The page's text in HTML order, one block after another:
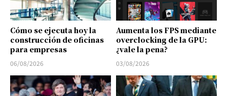
Cómo se ejecuta hoy la
construcción de oficinas
para empresas
06/08/2026
Aumenta los FPS mediante
overclocking de la GPU:
¿vale la pena?
03/08/2026